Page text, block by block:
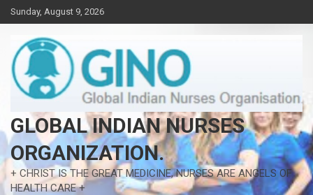
Skip
to
content
Sunday, August 9, 2026
GLOBAL INDIAN NURSES
ORGANIZATION.
+ CHRIST IS THE GREAT MEDICINE, NURSES ARE ANGELS OF
HEALTH CARE +